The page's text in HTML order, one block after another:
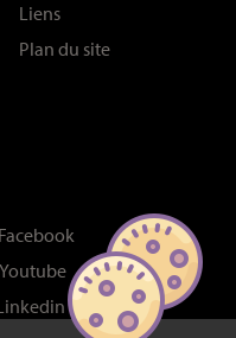
Liens
Plan du site